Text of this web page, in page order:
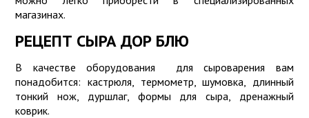
магазинах.
РЕЦЕПТ СЫРА ДОР БЛЮ
В качестве оборудования для сыроварения вам
понадобится: кастрюля, термометр, шумовка, длинный
тонкий нож, дуршлаг, формы для сыра, дренажный
коврик.